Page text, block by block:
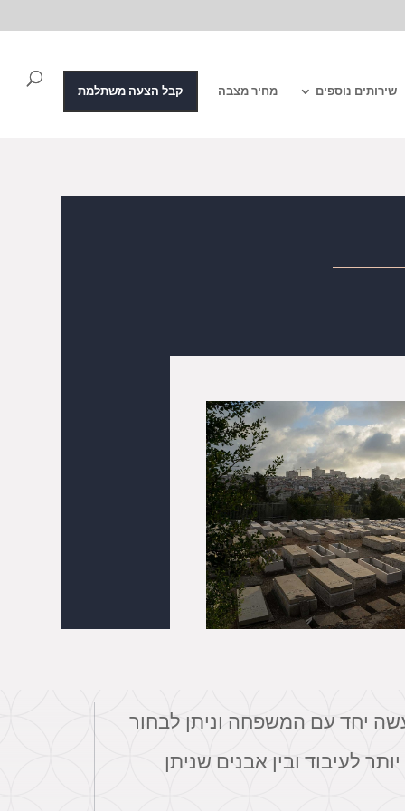
שירותים נוספים מחיר מצבה קבל הצעה משתלמת
יחד עם המשפחה וניתן לבחור
לעיבוד ובין אבנים שניתן